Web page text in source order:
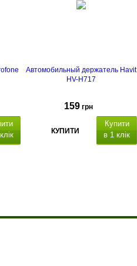
Автомобильный держатель Havit
HV-H717
159 грн
КУПИТИ
Купити
в 1 клік